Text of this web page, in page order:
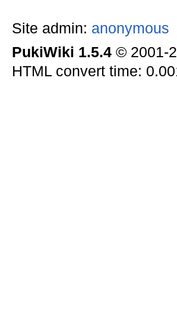
Site admin: anonymous
PukiWiki 1.5.4© 2001-
HTML convert time: